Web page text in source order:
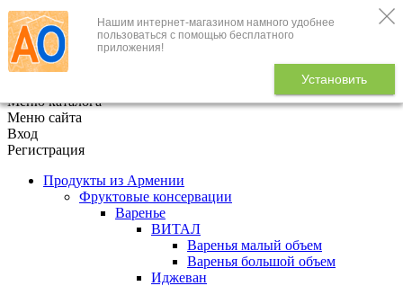
Нашим интернет-магазином намного удобнее
пользоваться с помощью бесплатного
приложения!
Установить
+7 (495) 646-888-1
В корзине
Меню каталога
Меню сайта
Вход
Регистрация
Продукты из Армении
Фруктовые консервации
Варенье
ВИТАЛ
Варенья малый объем
Варенья большой объем
Иджеван